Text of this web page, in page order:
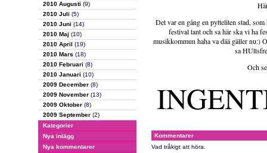
2010 Augusti (9)
2010 Juli (5)
2010 Juni (14)
2010 Maj (10)
2010 April (19)
2010 Mars (18)
2010 Februari (8)
2010 Januari (10)
2009 December (8)
2009 November (13)
2009 Oktober (8)
2009 September (2)
Kategorier
Nya inlägg
Nya kommentarer
Det var en gång en pytteliten stad,
festival tant och sa här ska vi ha
musikkommun haha va dää gäller nu:)
sa
Och
Kommentarer
Vad tråkigt att höra.